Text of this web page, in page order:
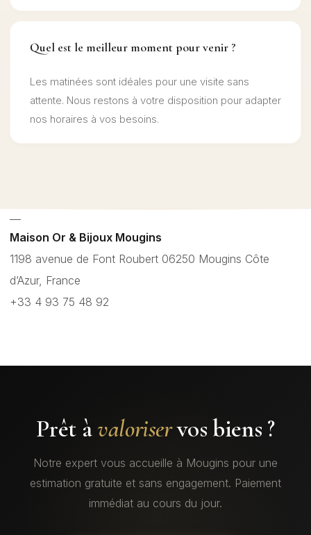
Quel est le meilleur moment pour venir ?
Les matinées sont idéales pour une visite sans
attente. Nous restons à votre disposition pour adapter
nos horaires à vos besoins.
—
Maison Or & Bijoux Mougins
1198 avenue de Font Roubert 06250 Mougins Côte
d’Azur, France
+33 4 93 75 48 92
Prêt àvaloriservos biens ?
Notre expert vous accueille à Mougins pour une
estimation gratuite et sans engagement. Paiement
immédiat au cours du jour.